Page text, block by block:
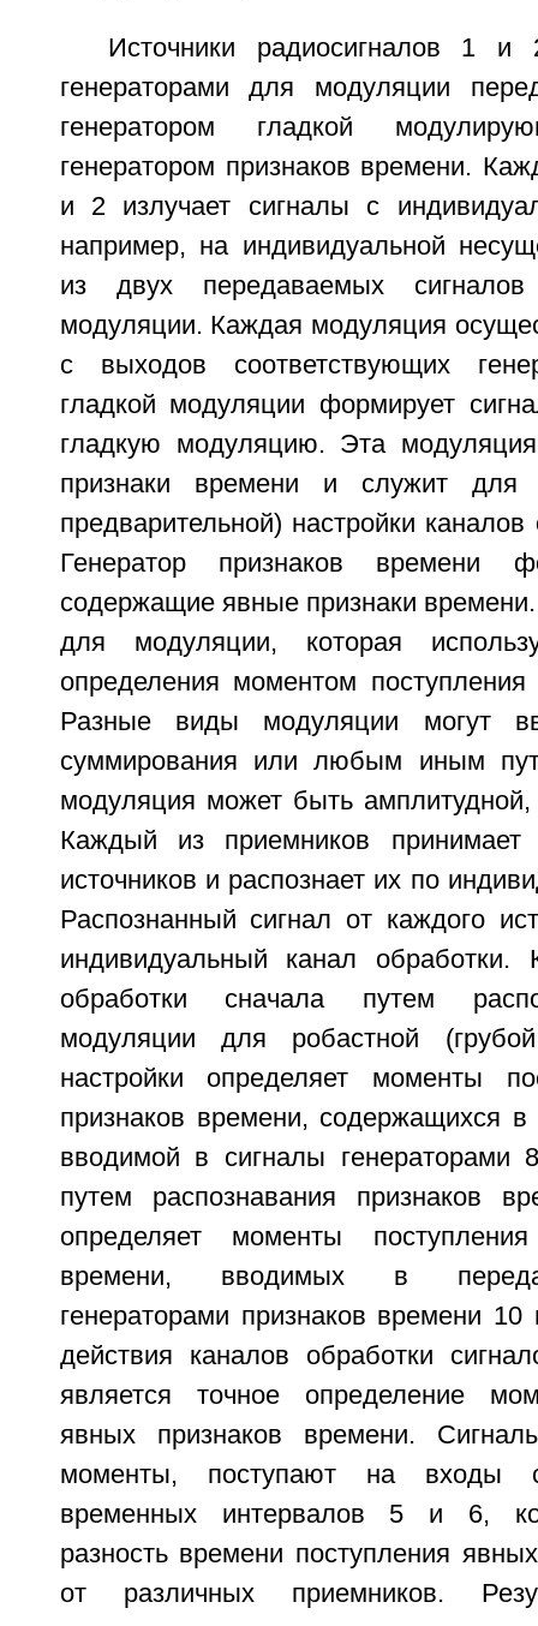
Источники радиосигналов 1
генераторами для модуляции
генератором гладкой
генератором признаков времени.
и 2 излучает сигналы с
например, на индивидуальной
из двух передаваемых
модуляции. Каждая модуляция
с выходов соответствующих
гладкой модуляции формирует
гладкую модуляцию. Эта
признаки времени и служит для
предварительной) настройки каналов
Генератор признаков времени
содержащие явные признаки
для модуляции, которая
определения моментом
Разные виды модуляции могут
суммирования или любым иным
модуляция может быть амплитудной,
Каждый из приемников принимает
источников и распознает их по
Распознанный сигнал от каждого
индивидуальный канал
обработки сначала путем
модуляции для робастной
настройки определяет моменты
признаков времени, содержащихся
вводимой в сигналы генераторами
путем распознавания признаков
определяет моменты
времени, вводимых в
генераторами признаков времени 10
действия каналов обработки
является точное определение
явных признаков времени.
моменты, поступают на входы
временных интервалов 5 и 6,
разность времени поступления
от различных приемников.